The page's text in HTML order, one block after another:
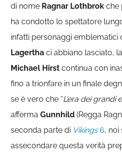
di nome Ragnar Lothbrokche
ha condotto lo spettatore
infatti personaggi emblematici
Lagertha ci abbiano lasciato,
Michael Hirst continua con
fino a trionfare in un finale
se è vero che “L’era dei grandi
affermaGunnhild (Regga
seconda parte di Vikings6, noi
assecondare questa verità